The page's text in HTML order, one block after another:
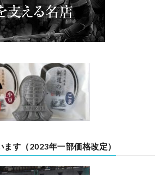
ます（2023年一部価格改定）